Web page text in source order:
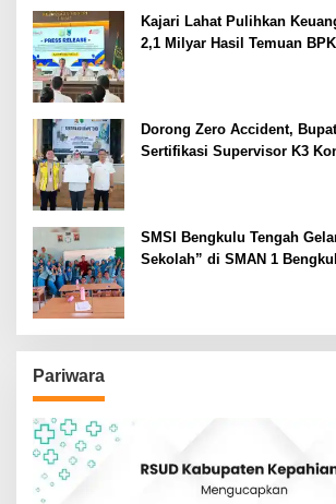
Kajari Lahat Pulihkan
2,1 Milyar Hasil Temuan BPK
Dorong Zero Accident,
Sertifikasi Supervisor K3
SMSI Bengkulu Tengah
Sekolah” di SMAN 1
Pariwara